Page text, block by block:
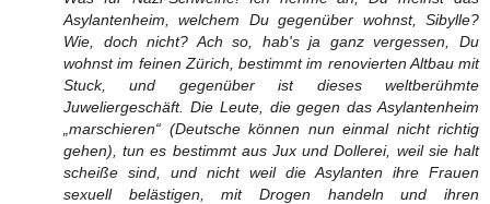
Asylantenheim, welchem Du gegenüber wohnst, Sibylle?
Wie, doch nicht? Ach so, hab's ja ganz vergessen, Du
wohnst im feinen Zürich, bestimmt im renovierten Altbau mit
Stuck, und gegenüber ist dieses weltberühmte
Juweliergeschäft. Die Leute, die gegen das Asylantenheim
„marschieren“ (Deutsche können nun einmal nicht richtig
gehen), tun es bestimmt aus Jux und Dollerei, weil sie halt
scheiße sind, und nicht weil die Asylanten ihre Frauen
sexuell belästigen, mit Drogen handeln und ihren